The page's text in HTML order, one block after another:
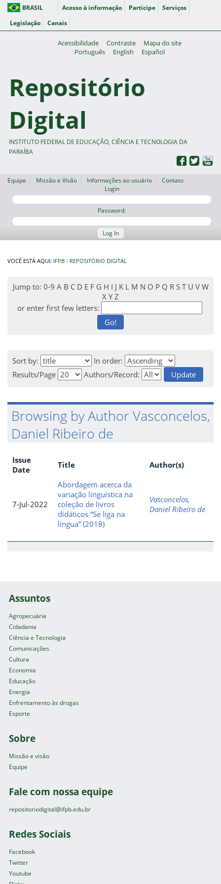
BRASIL Acesso à informação Participe
Serviços
Legislação
Canais
Acessibilidade Contraste
Mapa do site
Português
English Español
Repositório
Digital
INSTITUTO FEDERAL DE EDUCAÇÃO, CIÊNCIA E TECNOLOGIA DA
PARAÍBA
Equipe Missão e Visão Informações ao usuário
Contato
Login
Password:
Log In
VOCÊ ESTÁ AQUI: IFPB - REPOSITÓRIO DIGITAL
Jump to: 0-9 A B C D E F G H I J K L M N O P Q R S T U V W
X Y Z
or enter first few letters:
Sort by:
In order:
Results/Page
Authors/Record:
Browsing by Author Vasconcelos,
Daniel Ribeiro de
Issue
Date
Title Author(s)
7-Jul-2022
Abordagem acerca da
variação linguística na
coleção de livros
didáticos “Se liga na
língua” (2018)
Vasconcelos,
Daniel Ribeiro de
Assuntos
Agropecuária
Cidadania
Ciência e Tecnologia
Comunicações
Cultura
Economia
Educação
Energia
Enfrentamento às drogas
Esporte
Sobre
Missão e visão
Equipe
Fale com nossa equipe
repositoriodigital@ifpb.edu.br
Redes Sociais
Facebook
Twitter
Youtube